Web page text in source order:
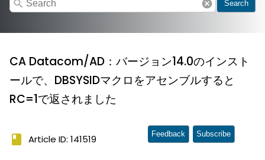
search cancel Search
CA Datacom/AD：バージョン14.0のインスト
ールで、DBSYSIDマクロをアセンブルすると
RC=1で返されました
book Article ID: 141519 Feedback Subscribe